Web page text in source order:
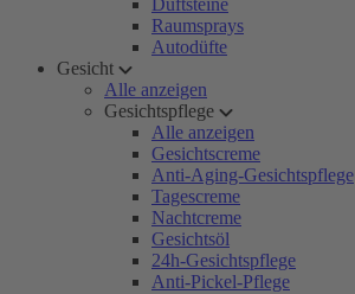
Duftsteine
Raumsprays
Autodüfte
Gesicht
Alle anzeigen
Gesichtspflege
Alle anzeigen
Gesichtscreme
Anti-Aging-Gesichtspflege
Tagescreme
Nachtcreme
Gesichtsöl
24h-Gesichtspflege
Anti-Pickel-Pflege